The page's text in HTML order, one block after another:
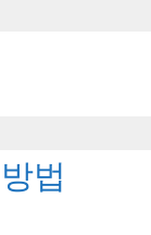
법